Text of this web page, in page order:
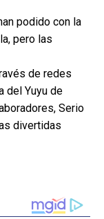
podido con la
pero las
de redes
del Yuyu de
Serio
divertidas